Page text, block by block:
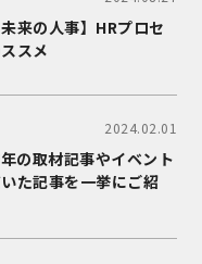
来の人事】HRプロセ
スメ
2024.02.01
の取材記事やイベント
た記事を一挙にご紹